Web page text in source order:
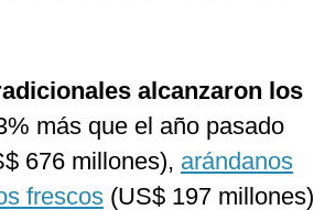
alcanzaron los
más que el año pasado
676 millones), arándanos
frescos (US$ 197 millones)